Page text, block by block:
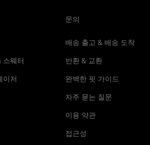
스웨터
이저
문의
배송 출고 & 배송 도착
반환 & 교환
완벽한 핏 가이드
자주 묻는 질문
이용 약관
접근성